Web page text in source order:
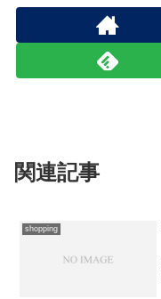
関連記事
shopping